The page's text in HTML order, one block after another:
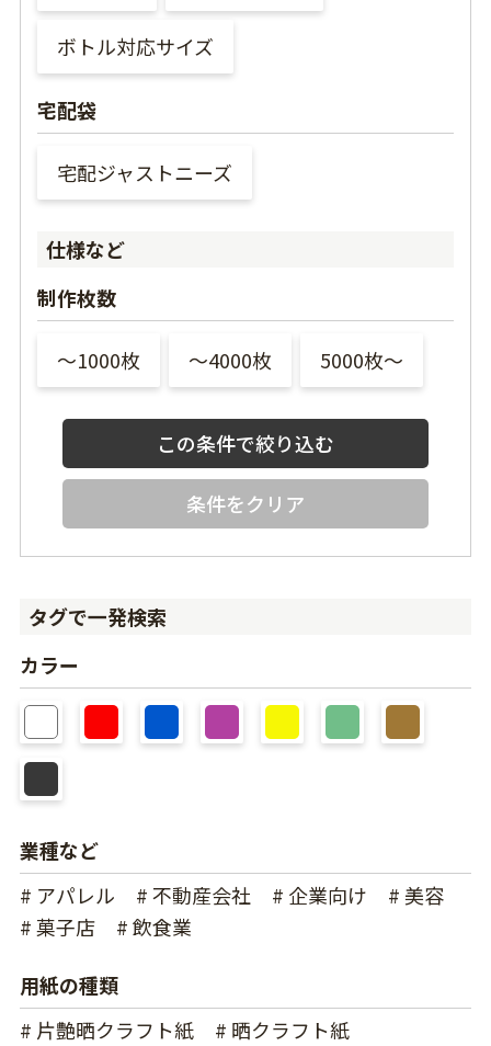
ボトル対応サイズ
宅配袋
宅配ジャストニーズ
仕様など
制作枚数
〜1000枚 〜4000枚 5000枚〜
条件をクリア
タグで一発検索
カラー
業種など
# アパレル
# 不動産会社 # 企業向け
# 美容
# 菓子店
# 飲食業
用紙の種類
# 片艶晒クラフト紙
# 晒クラフト紙